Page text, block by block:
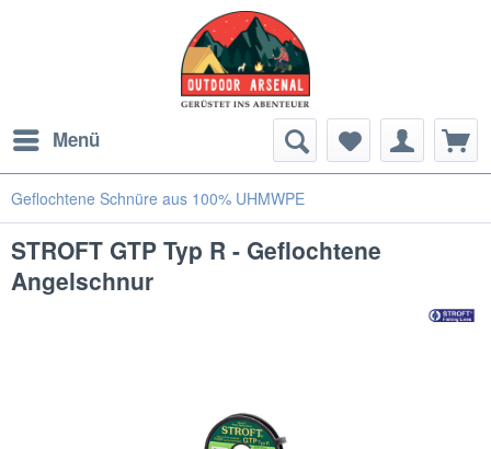
Menü
Geflochtene Schnüre aus 100% UHMWPE
STROFT GTP Typ R - Geflochtene
Angelschnur